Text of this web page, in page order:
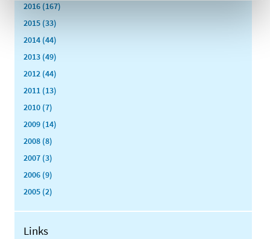
2016 (167)
2015 (33)
2014 (44)
2013 (49)
2012 (44)
2011 (13)
2010 (7)
2009 (14)
2008 (8)
2007 (3)
2006 (9)
2005 (2)
Links